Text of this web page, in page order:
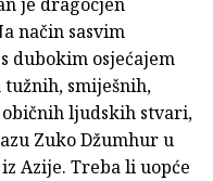
način sasvim
dubokim osjećajem
smiješnih,
ljudskih stvari,
Zuko Džumhur u
Azije. Treba li uopće